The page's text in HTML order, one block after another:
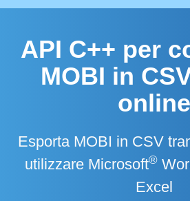
API C++ per
MOBI in
online
Esporta MOBI in CSV
utilizzare Microsoft®
Excel